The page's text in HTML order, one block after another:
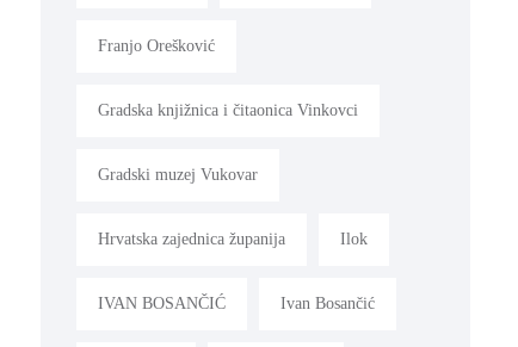
Franjo Orešković
Gradska knjižnica i čitaonica Vinkovci
Gradski muzej Vukovar
Hrvatska zajednica županija Ilok
IVAN BOSANČIĆ Ivan Bosančić